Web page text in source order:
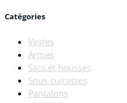
Catégories
Vestes
Armes
Sacs et housses
Sous-cuirasses
Pantalons